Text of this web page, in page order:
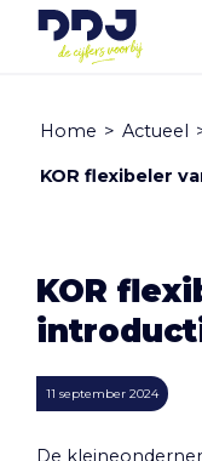
Home > Actueel
KOR flexibeler
KOR
11 september 2024
De